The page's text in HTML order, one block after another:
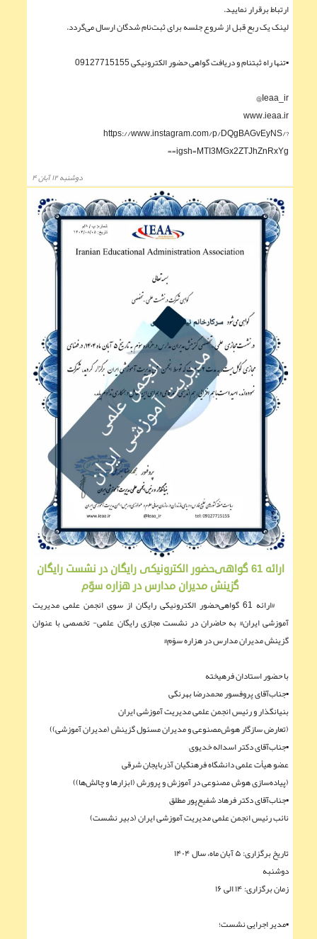
ارتباط برقرار نمایید.
لینک یک ربع قبل از شروع جلسه برای ثبت‌نام شدگان ارسال می‌گردد.
▪︎تنها راه ثبتنام و دریافت گواهی حضور الکترونیکی 09127715155
Ieaa_ir@
www.ieaa.ir
https://www.instagram.com/p/DQgBAGvEyNS/?
igsh=MTI3MGx2ZTJhZnRxYg==
دوشنبه ۱۲ آبان ۴
ارائه 61 گواهی‌حضور الکترونیکی رایگان در نشست رایگان
گزینش مدیران مدارس در هزاره سوّم
#ارائه 61 گواهی‌حضور الکترونیکی رایگان از سوی انجمن علمی مدیریت
آموزشی ایران# به حاضران در نشست مجازی رایگان علمی- تخصصی با عنوان
گزینش مدیران مدارس در هزاره سوّم#
با حضور استادان فرهیخته
▪︎جناب‌آقای پروفسور محمدرضا بهرنگی
بنیانگذار و رئیس انجمن علمی مدیریت آموزشی ایران
(تعارض سازگار هوش‌مصنوعی و مدیران مسئول گزینش (مدیران آموزشی))
▪︎جناب‌آقای دکتر اسداله‌ خدیوی
عضو هیأت علمی دانشگاه فرهنگیان آذربایجان شرقی
(پیاده‌سازی هوش مصنوعی در آموزش و پرورش (ابزارها و چالش‌ها))
▪︎جناب‌آقای دکتر فرهاد شفيع‌پور مطلق
نائب رئیس انجمن علمی مدیریت آموزشی ایران (دبیر نشست)
تاریخ برگزاری: ۵ آبان ماه، سال ۱۴۰۴
دوشنبه
زمان برگزاری: ۱۴ الی ۱۶
▪︎مدیر اجرایی نشست؛